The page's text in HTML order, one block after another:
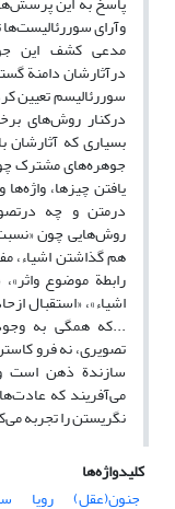
وآرای
مدعی کشف این
درآثارشان دامنة
سوررئالیسم تعیین
درکنار روش‌های
بسیاری که آثارشان
جوهره‌های مشترک
یافتن چیزها،
درمتن و چه
روش‌هایی چون
هم گذاشتن اشیاء،
رابطة موضوع
اشیاء»، «استقبال
...که همگی به
تصویری، نه فرو
سازندة ذهن است
می‌آفریند که
نگریستن را تجربه
کلیدواژه‌ها
جنون(عقل)
رویا